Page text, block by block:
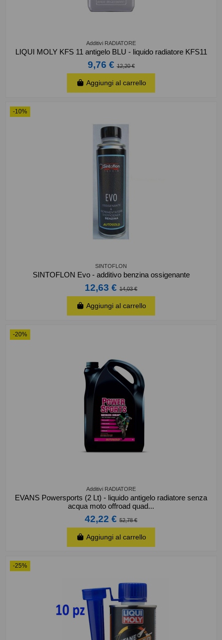
Additivi RADIATORE
LIQUI MOLY KFS 11 antigelo BLU - liquido radiatore KFS11
9,76 €12,20 €
Aggiungi al carrello
-10%
SINTOFLON
SINTOFLON Evo - additivo benzina ossigenante
12,63 € 14,03 €
Aggiungi al carrello
-20%
Additivi RADIATORE
EVANS Powersports (2 Lt) - liquido antigelo radiatore senza
acqua moto offroad quad...
42,22 € 52,78 €
Aggiungi al carrello
-25%